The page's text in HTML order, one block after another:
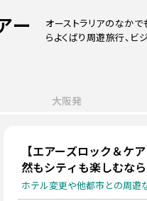
ー
オーストラリアのなか
らよくばり周遊旅行、ビ
大阪発
【エアーズロック＆ケ
然もシティも楽しむなら
ホテル変更や他都市との周遊